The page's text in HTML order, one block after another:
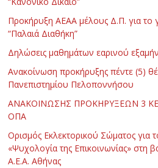
Προκήρυξη ΑΕΑΑ μέλους Δ.Π. για το
“Παλαιά Διαθήκη”
Δηλώσεις μαθημάτων εαρινού
Ανακοίνωση προκήρυξης πέντε (5)
Πανεπιστημίου Πελοποννήσου
ΑΝΑΚΟΙΝΩΣΗΣ ΠΡΟΚΗΡΥΞΕΩΝ 3
ΟΠΑ
Ορισμός Εκλεκτορικού Σώματος για
«Ψυχολογία της Επικοινωνίας» στη
Α.Ε.Α. Αθήνας